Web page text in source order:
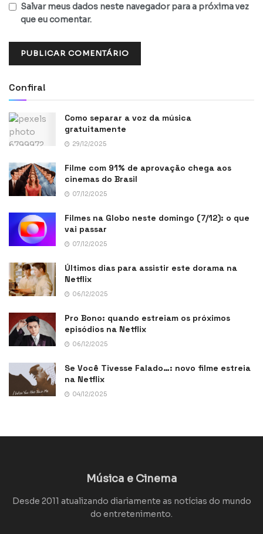
Salvar meus dados neste navegador para a próxima vez
que eu comentar.
Confira!
Como separar a voz da música
gratuitamente
29/12/2025
Filme com 91% de aprovação chega aos
cinemas do Brasil
07/12/2025
Filmes na Globo neste domingo (7/12): o que
vai passar
07/12/2025
Últimos dias para assistir este dorama na
Netflix
06/12/2025
Pro Bono: quando estreiam os próximos
episódios na Netflix
06/12/2025
Se Você Tivesse Falado…: novo filme estreia
na Netflix
04/12/2025
Música e Cinema
Desde 2011 atualizando diariamente as notícias do mundo
do entretenimento.